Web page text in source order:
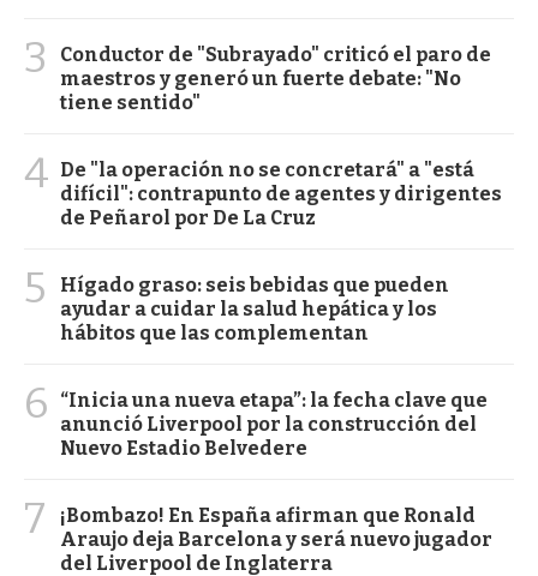
3
Conductor de "Subrayado" criticó el paro de
maestros y generó un fuerte debate: "No
tiene sentido"
4 De "la operación no se concretará" a "está
difícil": contrapunto de agentes y dirigentes
de Peñarol por De La Cruz
5
Hígado graso: seis bebidas que pueden
ayudar a cuidar la salud hepática y los
hábitos que las complementan
6
“Inicia una nueva etapa”: la fecha clave que
anunció Liverpool por la construcción del
Nuevo Estadio Belvedere
7
¡Bombazo! En España afirman que Ronald
Araujo deja Barcelona y será nuevo jugador
del Liverpool de Inglaterra